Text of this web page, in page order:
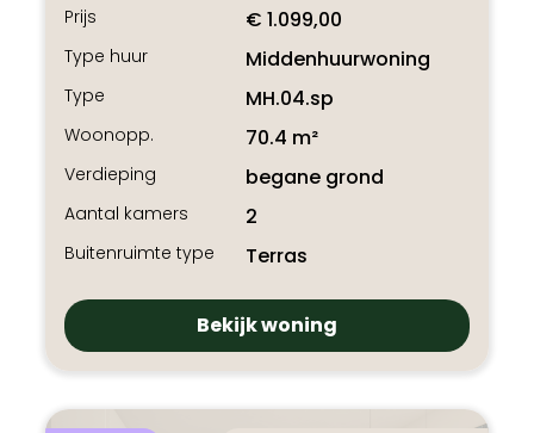
Prijs € 1.099,00
Type huur Middenhuurwoning
Type MH.04.sp
Woonopp. 70.4 m²
Verdieping begane grond
Aantal kamers 2
Buitenruimte type Terras
Bekijk woning